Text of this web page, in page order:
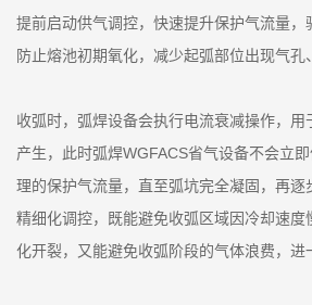
提前启动供气调控，快速提升保护气流量，
防止熔池初期氧化，减少起弧部位出现气孔
收弧时，弧焊设备会执行电流衰减操作，
产生，此时弧焊WGFACS省气设备不会立
理的保护气流量，直至弧坑完全凝固，再逐
精细化调控，既能避免收弧区域因冷却速度
化开裂，又能避免收弧阶段的气体浪费，进